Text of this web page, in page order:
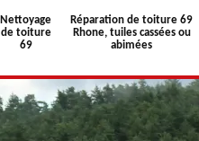
Nettoyage
de toiture
69
Réparation de toiture 69
Rhone, tuiles cassées ou
abimées